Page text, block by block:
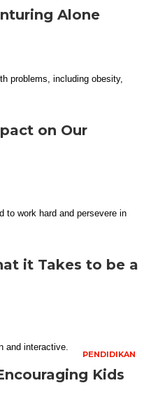
Alone
on Our
it Takes to be a
PENDIDIKAN
Kids